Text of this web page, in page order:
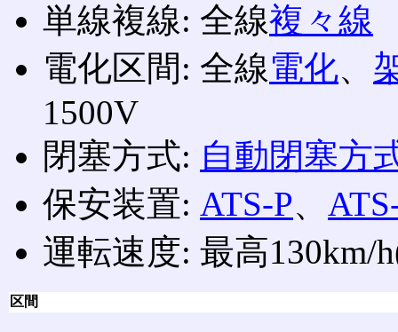
単線複線: 全線複々線
電化区間: 全線電化、
1500V
閉塞方式: 自動閉塞方
保安装置: ATS-P、
運転速度: 最高130km/
区間